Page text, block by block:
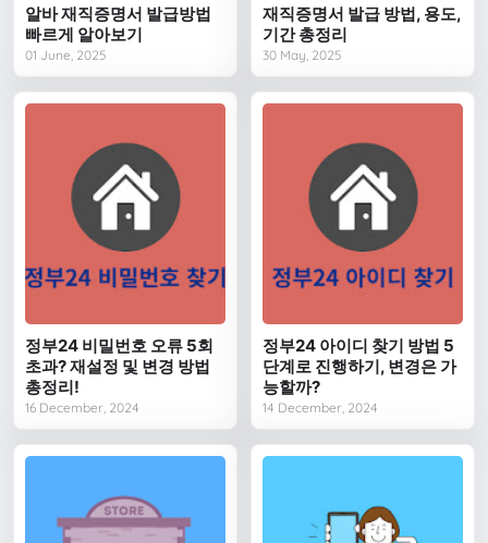
알바 재직증명서 발급방법
빠르게 알아보기
01 June, 2025
재직증명서 발급 방법, 용도,
기간 총정리
30 May, 2025
정부24 비밀번호 오류 5회
초과? 재설정 및 변경 방법
총정리!
16 December, 2024
정부24 아이디 찾기 방법 5
단계로 진행하기, 변경은 가
능할까?
14 December, 2024